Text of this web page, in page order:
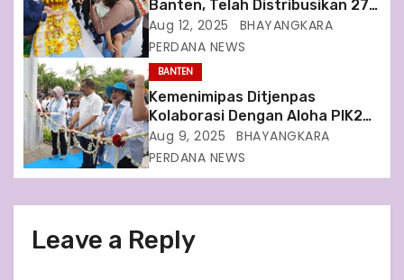
o
n
Banten, Telah Distribusikan 27
Ton Beras SPHP ke Masyarakat
Aug 12, 2025
BHAYANGKARA
PERDANA NEWS
BANTEN
Kemenimipas Ditjenpas
Kolaborasi Dengan Aloha PIK2
Gelar Ippafest
Aug 9, 2025
BHAYANGKARA
PERDANA NEWS
Leave a Reply